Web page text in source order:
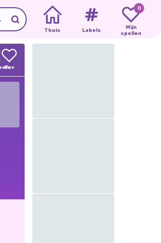
Thuis Labels
0
Mijn
spellen